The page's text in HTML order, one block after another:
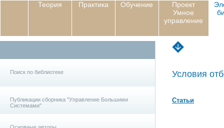
Теория Практика Обучение
Проект
Умное
управление
Поиск по библиотеке
Публикации сборника "Управление Большими
Системами"
Условия
Статьи